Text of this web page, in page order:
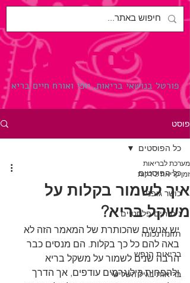
לבריאות.
פורטל בנושאי בריאות, יופי ואורח חיים בריא
פוסט
כל הפוסטים
כושר גופני
ניתוחים פלסטיים
תזונה נכונה
בריאות הנפש
בריאות בגיל השלישי
כל הפוסטים
איך לשמור בקלות על
משקל בריא?
מערכת לבריאות
זמן קריאה 2 דקות
יש אנשים שהכותרת של המאמר הזה לא
באה להם כל כך בקלות. הם מנסים כבר
הרבה שנים לשמור על משקל בריא
ולהפחית קילוגרמים עודפים, אך הדרך